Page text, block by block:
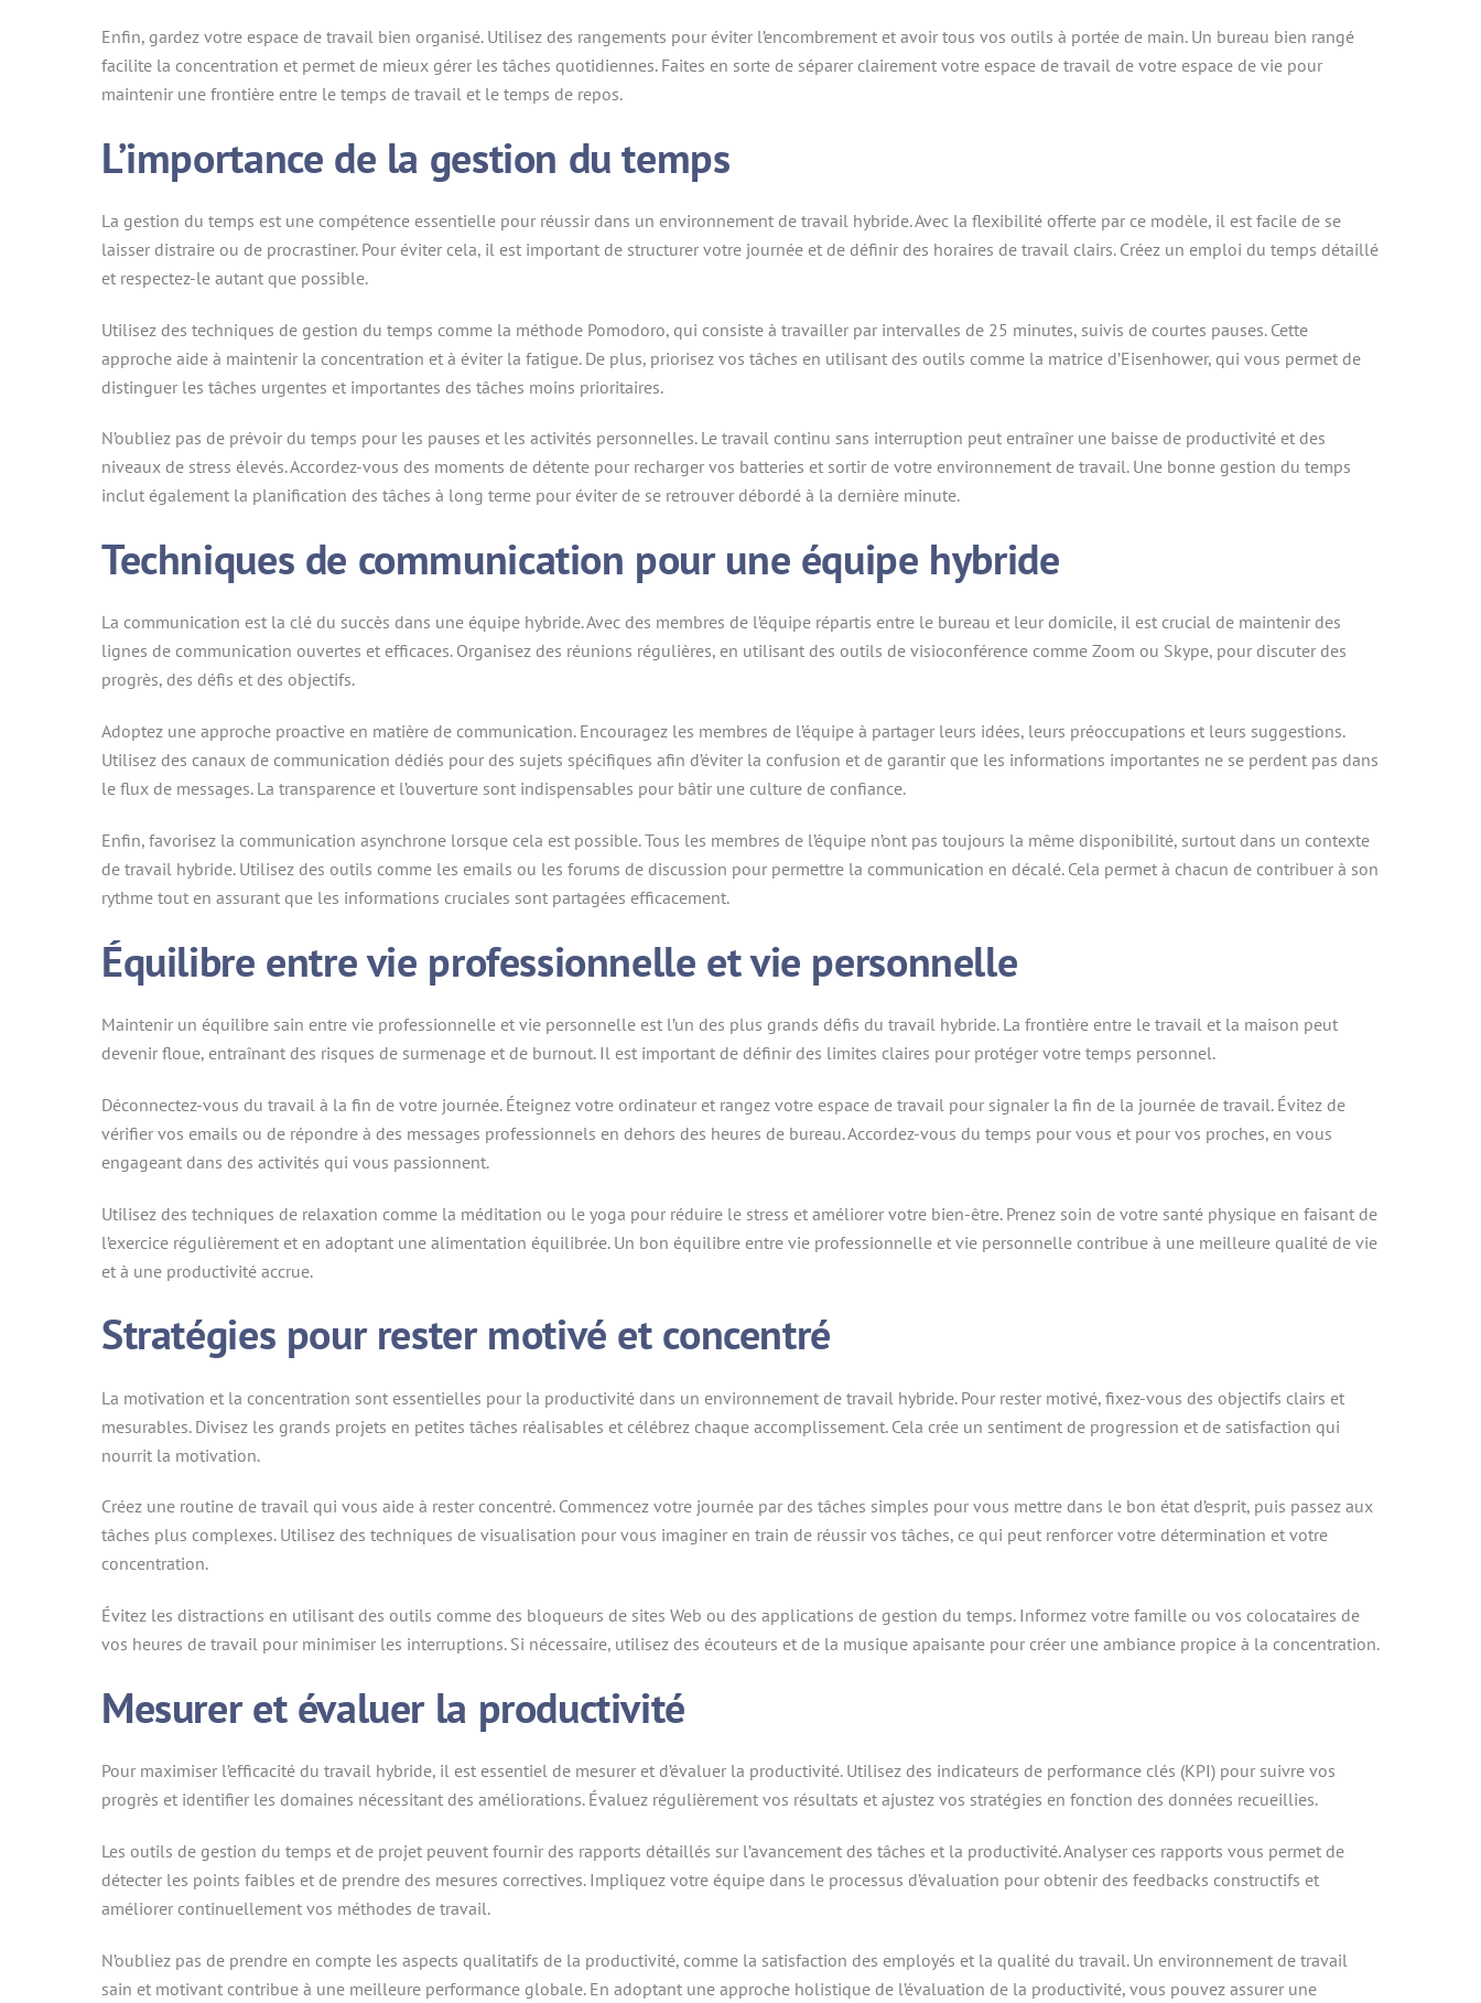
Enfin, gardez votre espace de travail bien organisé. Utilisez des rangements pour éviter l’encombrement et avoir tous vos outils à portée de main. Un bureau bien rangé
facilite la concentration et permet de mieux gérer les tâches quotidiennes. Faites en sorte de séparer clairement votre espace de travail de votre espace de vie pour
maintenir une frontière entre le temps de travail et le temps de repos.
L’importance de la gestion du temps
La gestion du temps est une compétence essentielle pour réussir dans un environnement de travail hybride. Avec la flexibilité offerte par ce modèle, il est facile de se
laisser distraire ou de procrastiner. Pour éviter cela, il est important de structurer votre journée et de définir des horaires de travail clairs. Créez un emploi du temps détaillé
et respectez-le autant que possible.
Utilisez des techniques de gestion du temps comme la méthode Pomodoro, qui consiste à travailler par intervalles de 25 minutes, suivis de courtes pauses. Cette
approche aide à maintenir la concentration et à éviter la fatigue. De plus, priorisez vos tâches en utilisant des outils comme la matrice d’Eisenhower, qui vous permet de
distinguer les tâches urgentes et importantes des tâches moins prioritaires.
N’oubliez pas de prévoir du temps pour les pauses et les activités personnelles. Le travail continu sans interruption peut entraîner une baisse de productivité et des
niveaux de stress élevés. Accordez-vous des moments de détente pour recharger vos batteries et sortir de votre environnement de travail. Une bonne gestion du temps
inclut également la planification des tâches à long terme pour éviter de se retrouver débordé à la dernière minute.
Techniques de communication pour une équipe hybride
La communication est la clé du succès dans une équipe hybride. Avec des membres de l’équipe répartis entre le bureau et leur domicile, il est crucial de maintenir des
lignes de communication ouvertes et efficaces. Organisez des réunions régulières, en utilisant des outils de visioconférence comme Zoom ou Skype, pour discuter des
progrès, des défis et des objectifs.
Adoptez une approche proactive en matière de communication. Encouragez les membres de l’équipe à partager leurs idées, leurs préoccupations et leurs suggestions.
Utilisez des canaux de communication dédiés pour des sujets spécifiques afin d’éviter la confusion et de garantir que les informations importantes ne se perdent pas dans
le flux de messages. La transparence et l’ouverture sont indispensables pour bâtir une culture de confiance.
Enfin, favorisez la communication asynchrone lorsque cela est possible. Tous les membres de l’équipe n’ont pas toujours la même disponibilité, surtout dans un contexte
de travail hybride. Utilisez des outils comme les emails ou les forums de discussion pour permettre la communication en décalé. Cela permet à chacun de contribuer à son
rythme tout en assurant que les informations cruciales sont partagées efficacement.
Équilibre entre vie professionnelle et vie personnelle
Maintenir un équilibre sain entre vie professionnelle et vie personnelle est l’un des plus grands défis du travail hybride. La frontière entre le travail et la maison peut
devenir floue, entraînant des risques de surmenage et de burnout. Il est important de définir des limites claires pour protéger votre temps personnel.
Déconnectez-vous du travail à la fin de votre journée. Éteignez votre ordinateur et rangez votre espace de travail pour signaler la fin de la journée de travail. Évitez de
vérifier vos emails ou de répondre à des messages professionnels en dehors des heures de bureau. Accordez-vous du temps pour vous et pour vos proches, en vous
engageant dans des activités qui vous passionnent.
Utilisez des techniques de relaxation comme la méditation ou le yoga pour réduire le stress et améliorer votre bien-être. Prenez soin de votre santé physique en faisant de
l’exercice régulièrement et en adoptant une alimentation équilibrée. Un bon équilibre entre vie professionnelle et vie personnelle contribue à une meilleure qualité de vie
et à une productivité accrue.
Stratégies pour rester motivé et concentré
La motivation et la concentration sont essentielles pour la productivité dans un environnement de travail hybride. Pour rester motivé, fixez-vous des objectifs clairs et
mesurables. Divisez les grands projets en petites tâches réalisables et célébrez chaque accomplissement. Cela crée un sentiment de progression et de satisfaction qui
nourrit la motivation.
Créez une routine de travail qui vous aide à rester concentré. Commencez votre journée par des tâches simples pour vous mettre dans le bon état d’esprit, puis passez aux
tâches plus complexes. Utilisez des techniques de visualisation pour vous imaginer en train de réussir vos tâches, ce qui peut renforcer votre détermination et votre
concentration.
Évitez les distractions en utilisant des outils comme des bloqueurs de sites Web ou des applications de gestion du temps. Informez votre famille ou vos colocataires de
vos heures de travail pour minimiser les interruptions. Si nécessaire, utilisez des écouteurs et de la musique apaisante pour créer une ambiance propice à la concentration.
Mesurer et évaluer la productivité
Pour maximiser l’efficacité du travail hybride, il est essentiel de mesurer et d’évaluer la productivité. Utilisez des indicateurs de performance clés (KPI) pour suivre vos
progrès et identifier les domaines nécessitant des améliorations. Évaluez régulièrement vos résultats et ajustez vos stratégies en fonction des données recueillies.
Les outils de gestion du temps et de projet peuvent fournir des rapports détaillés sur l’avancement des tâches et la productivité. Analyser ces rapports vous permet de
détecter les points faibles et de prendre des mesures correctives. Impliquez votre équipe dans le processus d’évaluation pour obtenir des feedbacks constructifs et
améliorer continuellement vos méthodes de travail.
N’oubliez pas de prendre en compte les aspects qualitatifs de la productivité, comme la satisfaction des employés et la qualité du travail. Un environnement de travail
sain et motivant contribue à une meilleure performance globale. En adoptant une approche holistique de l’évaluation de la productivité, vous pouvez assurer une